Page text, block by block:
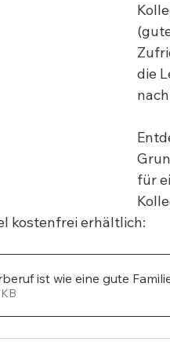
die
für
kostenfrei erhältlich:
ist wie eine gute